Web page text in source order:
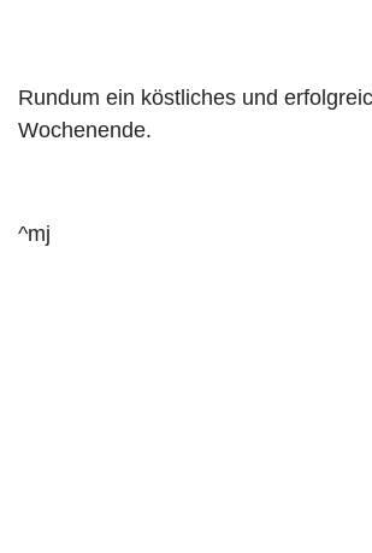
Rundum ein köstliches und
Wochenende.
^mj